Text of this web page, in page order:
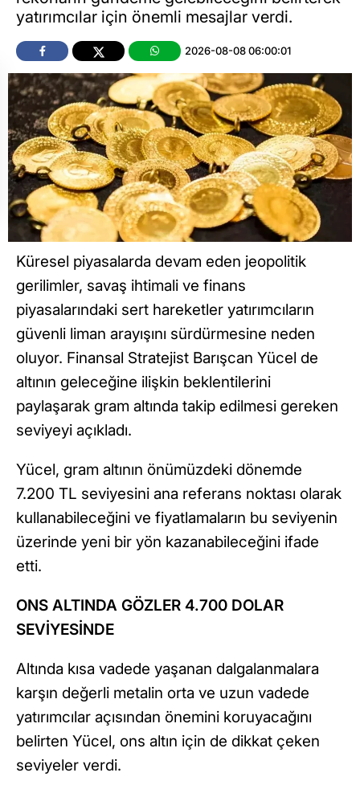
yatırımcılar için önemli mesajlar verdi.
2026-08-08 06:00:01
Küresel piyasalarda devam eden jeopolitik
gerilimler, savaş ihtimali ve finans
piyasalarındaki sert hareketler yatırımcıların
güvenli liman arayışını sürdürmesine neden
oluyor. Finansal Stratejist Barışcan Yücel de
altının geleceğine ilişkin beklentilerini
paylaşarak gram altında takip edilmesi gereken
seviyeyi açıkladı.
Yücel, gram altının önümüzdeki dönemde
7.200 TL seviyesini ana referans noktası olarak
kullanabileceğini ve fiyatlamaların bu seviyenin
üzerinde yeni bir yön kazanabileceğini ifade
etti.
ONS ALTINDA GÖZLER 4.700 DOLAR
SEVİYESİNDE
Altında kısa vadede yaşanan dalgalanmalara
karşın değerli metalin orta ve uzun vadede
yatırımcılar açısından önemini koruyacağını
belirten Yücel, ons altın için de dikkat çeken
seviyeler verdi.